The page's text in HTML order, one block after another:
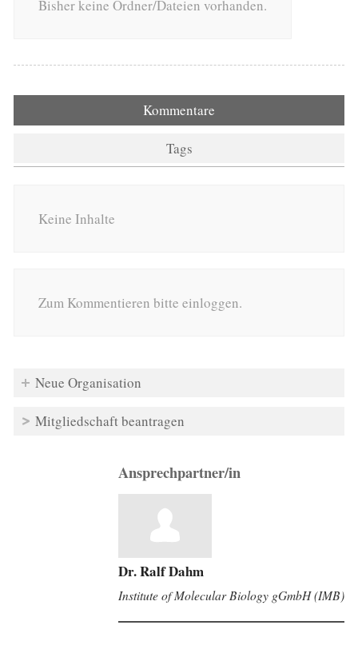
Bisher keine Ordner/Dateien vorhanden.
Kommentare
Tags
Keine Inhalte
Zum Kommentieren bitte einloggen.
Neue Organisation
Mitgliedschaft beantragen
Ansprechpartner/in
Dr. Ralf Dahm
Institute of Molecular Biology gGmbH (IMB)